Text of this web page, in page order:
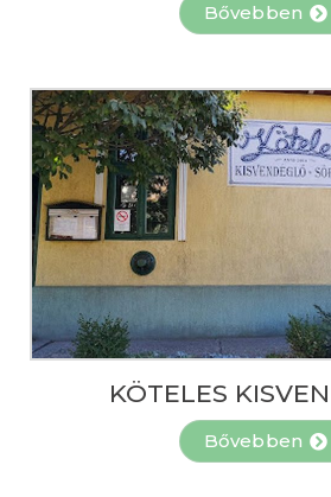
Bővebben
KÖTELES
Bővebben